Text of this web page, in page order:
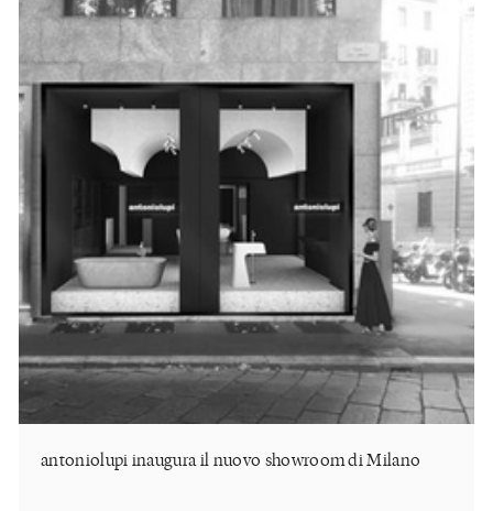
antoniolupi inaugura il nuovo showroom di Milano